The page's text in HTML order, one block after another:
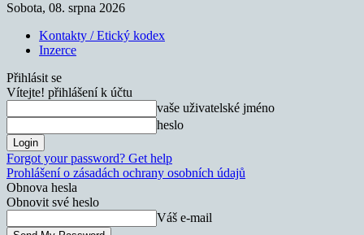
Sobota, 08. srpna 2026
Kontakty / Etický kodex
Inzerce
Přihlásit se
Vítejte! přihlášení k účtu
vaše uživatelské jméno
heslo
Forgot your password? Get help
Prohlášení o zásadách ochrany osobních údajů
Obnova hesla
Obnovit své heslo
Váš e-mail